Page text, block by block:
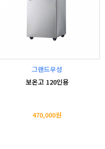
그랜드우성
보온고 120인용
470,000원